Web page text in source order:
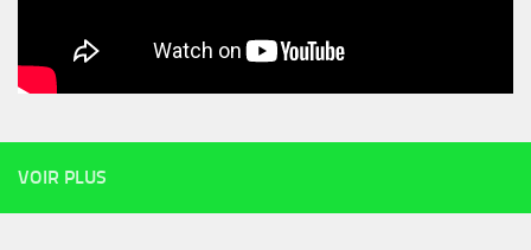
VOIR PLUS